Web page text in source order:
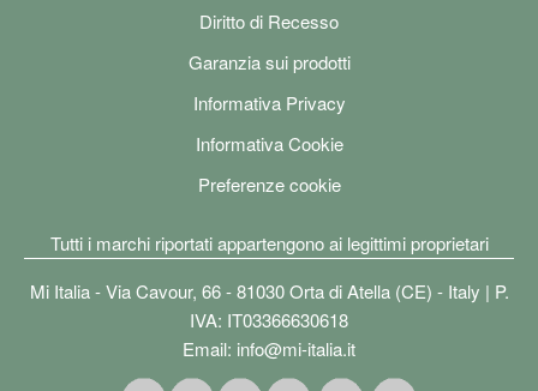
Diritto di Recesso
Garanzia sui prodotti
Informativa Privacy
Informativa Cookie
Preferenze cookie
Tutti i marchi riportati appartengono ai legittimi proprietari
Mi Italia - Via Cavour, 66 - 81030 Orta di Atella (CE) - Italy | P.
IVA: IT03366630618
Email: info@mi-italia.it